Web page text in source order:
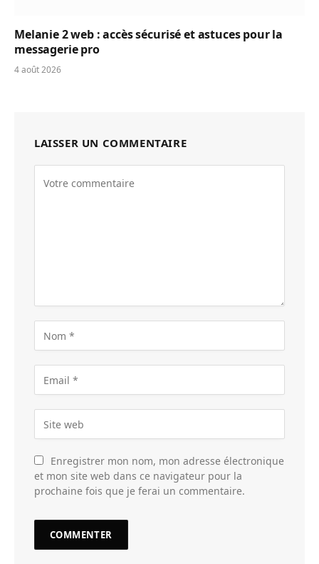
Melanie 2 web : accès sécurisé et astuces pour la
messagerie pro
4 août 2026
LAISSER UN COMMENTAIRE
Enregistrer mon nom, mon adresse électronique
et mon site web dans ce navigateur pour la
prochaine fois que je ferai un commentaire.